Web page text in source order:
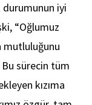
durumunun iyi
“Oğlumuz
mutluluğunu
sürecin tüm
kızıma